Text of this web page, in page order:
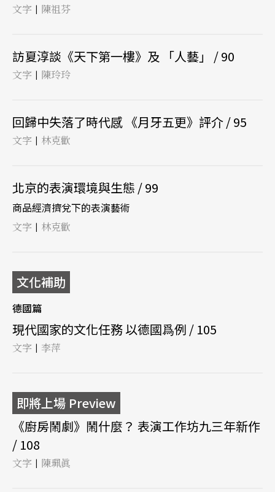
文字 | 陳祖芬
訪夏淳談《天下第一樓》及 「人藝」 / 90
文字 | 陳玲玲
回歸中失落了時代感 《月牙五更》評介 / 95
文字 | 林克歡
北京的表演環境與生態 / 99
商品經濟擠兌下的表演藝術
文字 | 林克歡
文化補助
德國篇
現代國家的文化任務 以德國爲例 / 105
文字 | 李萍
即將上場 Preview
《廚房鬧劇》鬧什麼？ 表演工作坊九三年新作
/ 108
文字 | 陳珮眞